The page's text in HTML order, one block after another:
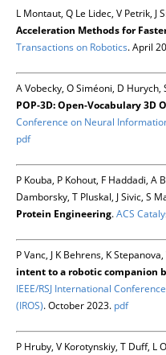
L Montaut, Q Le Lidec, V Petrik, J
Acceleration Methods for
Transactions on Robotics. April
A Vobecky, O Siméoni, D Hurych,
POP-3D: Open-Vocabulary 3D
Conference on Neural
pdf
P Kouba, P Kohout, F Haddadi, A
Damborsky, T Pluskal, J Sivic, S
Protein Engineering.ACS
P Vanc, J K Behrens, K
intent to a robotic companion
IEEE/RSJ International
(IROS). October 2023. pdf
P Hruby, V Korotynskiy, T Duff, L